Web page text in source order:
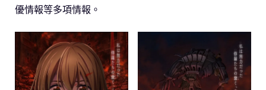
優情報等多項情報。